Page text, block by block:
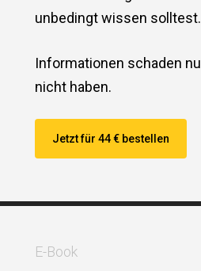
unbedingt wissen solltest.
Informationen schaden
nicht haben.
Jetzt für 44 € bestellen
E-Book